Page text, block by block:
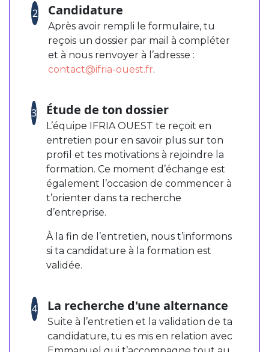
2 Candidature
Après avoir rempli le formulaire, tu
reçois un dossier par mail à compléter
et à nous renvoyer à l’adresse :
contact@ifria-ouest.fr.
3 Étude de ton dossier
L’équipe IFRIA OUEST te reçoit en
entretien pour en savoir plus sur ton
profil et tes motivations à rejoindre la
formation. Ce moment d’échange est
également l’occasion de commencer à
t’orienter dans ta recherche
d’entreprise.
À la fin de l’entretien, nous t’informons
si ta candidature à la formation est
validée.
4 La recherche d'une alternance
Suite à l’entretien et la validation de ta
candidature, tu es mis en relation avec